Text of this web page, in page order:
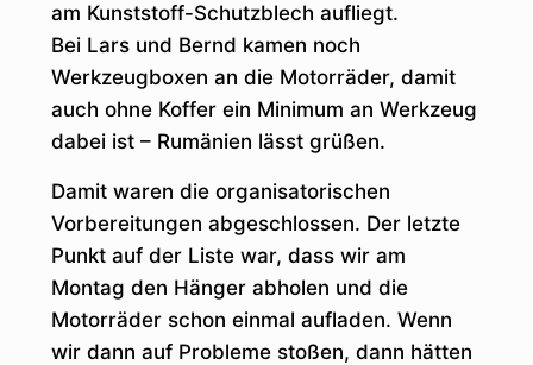
am Kunststoff-Schutzblech aufliegt.
Bei Lars und Bernd kamen noch
Werkzeugboxen an die Motorräder, damit
auch ohne Koffer ein Minimum an Werkzeug
dabei ist – Rumänien lässt grüßen.
Damit waren die organisatorischen
Vorbereitungen abgeschlossen. Der letzte
Punkt auf der Liste war, dass wir am
Montag den Hänger abholen und die
Motorräder schon einmal aufladen. Wenn
wir dann auf Probleme stoßen, dann hätten